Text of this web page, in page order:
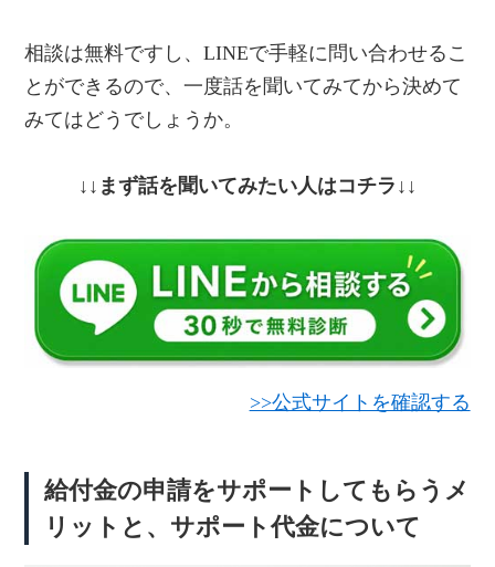
相談は無料ですし、LINEで手軽に問い合わせるこ
とができるので、一度話を聞いてみてから決めて
みてはどうでしょうか。
↓↓まず話を聞いてみたい人はコチラ↓↓
>>公式サイトを確認する
給付金の申請をサポートしてもらうメ
リットと、サポート代金について